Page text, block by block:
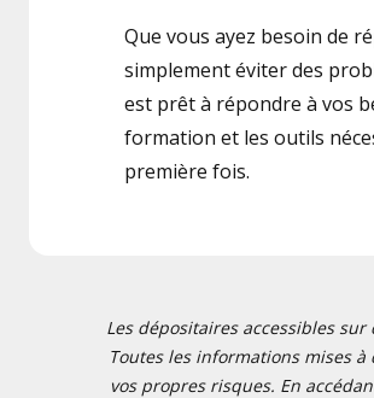
Que vous ayez besoin de
simplement éviter des
est prêt à répondre à vos
formation et les outils
première fois.
Les dépositaires accessibles
Toutes les informations mises
vos propres risques. En